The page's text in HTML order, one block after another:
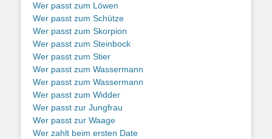
Wer passt zum Löwen
Wer passt zum Schütze
Wer passt zum Skorpion
Wer passt zum Steinbock
Wer passt zum Stier
Wer passt zum Wassermann
Wer passt zum Wassermann
Wer passt zum Widder
Wer passt zur Jungfrau
Wer passt zur Waage
Wer zahlt beim ersten Date